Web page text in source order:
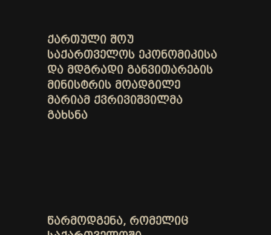
ᲥᲐᲠᲗᲣᲚᲘ ᲨᲝᲣ
ᲡᲐᲥᲐᲠᲗᲕᲔᲚᲝᲡ ᲔᲙᲝᲜᲝᲛᲘᲙᲘᲡᲐ
ᲓᲐ ᲛᲓᲒᲠᲐᲓᲘ ᲒᲐᲜᲕᲘᲗᲐᲠᲔᲑᲘᲡ
ᲛᲘᲜᲘᲡᲢᲠᲘᲡ ᲛᲝᲐᲓᲒᲘᲚᲔ
ᲛᲐᲠᲘᲐᲛ ᲥᲕᲠᲘᲕᲘᲨᲕᲘᲚᲛᲐ
ᲒᲐᲮᲡᲜᲐ
ᲬᲐᲠᲛᲝᲓᲒᲔᲜᲐ, ᲠᲝᲛᲔᲚᲘᲪ